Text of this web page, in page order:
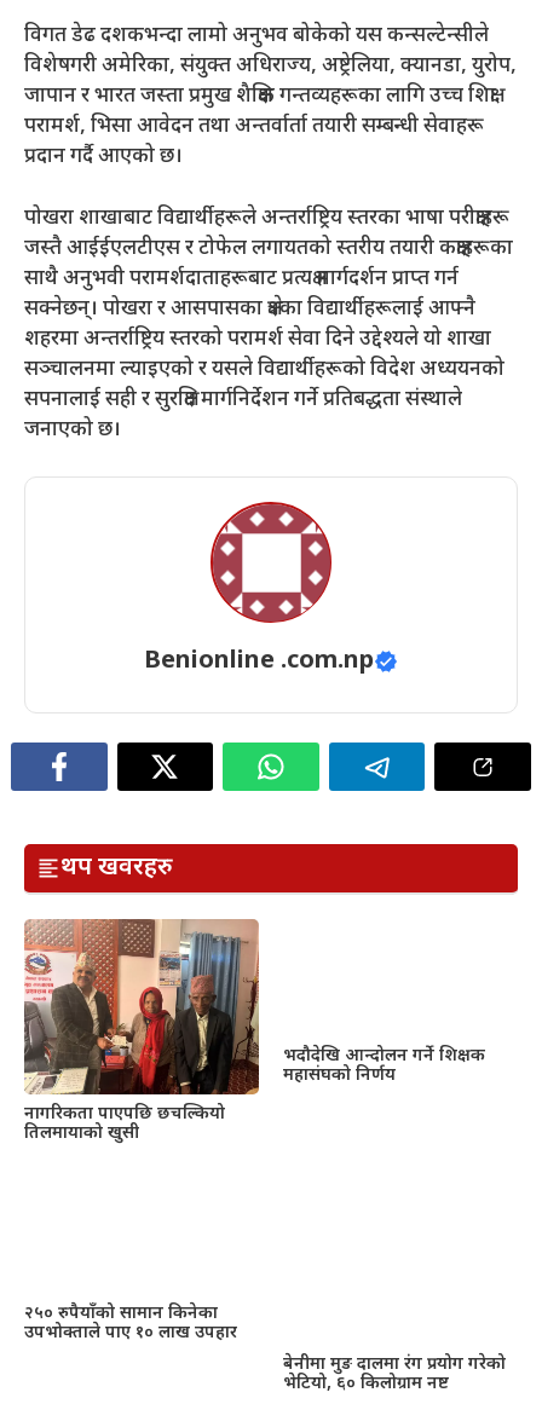
विगत डेढ दशकभन्दा लामो अनुभव बोकेको यस कन्सल्टेन्सीले
विशेषगरी अमेरिका, संयुक्त अधिराज्य, अष्ट्रेलिया, क्यानडा, युरोप,
जापान र भारत जस्ता प्रमुख शैक्षिक गन्तव्यहरूका लागि उच्च शिक्षा
परामर्श, भिसा आवेदन तथा अन्तर्वार्ता तयारी सम्बन्धी सेवाहरू
प्रदान गर्दै आएको छ।
पोखरा शाखाबाट विद्यार्थीहरूले अन्तर्राष्ट्रिय स्तरका भाषा परीक्षाहरू
जस्तै आईईएलटीएस र टोफेल लगायतको स्तरीय तयारी कक्षाहरूका
साथै अनुभवी परामर्शदाताहरूबाट प्रत्यक्ष मार्गदर्शन प्राप्त गर्न
सक्नेछन्। पोखरा र आसपासका क्षेत्रका विद्यार्थीहरूलाई आफ्नै
शहरमा अन्तर्राष्ट्रिय स्तरको परामर्श सेवा दिने उद्देश्यले यो शाखा
सञ्चालनमा ल्याइएको र यसले विद्यार्थीहरूको विदेश अध्ययनको
सपनालाई सही र सुरक्षित मार्गनिर्देशन गर्ने प्रतिबद्धता संस्थाले
जनाएको छ।
Benionline .com.np
थप खवरहरु
नागरिकता पाएपछि छचल्कियो
तिलमायाको खुसी
भदौदेखि आन्दोलन गर्ने शिक्षक
महासंघको निर्णय
२५० रुपैयाँको सामान किनेका
उपभोक्ताले पाए १० लाख उपहार
बेनीमा मुङ दालमा रंग प्रयोग गरेको
भेटियो, ६० किलोग्राम नष्ट